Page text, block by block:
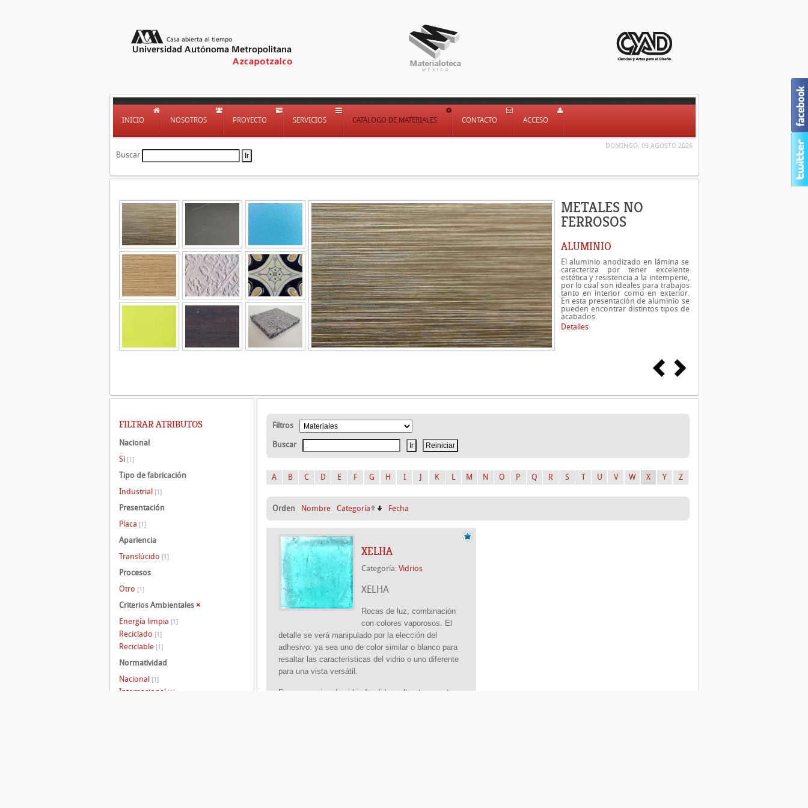
INICIO NOSOTROS PROYECTO SERVICIOS CATÁLOGO DE MATERIALES CONTACTO ACCESO
DOMINGO, 09 AGOSTO 2026
Buscar
METALES NO
FERROSOS
ALUMINIO
El aluminio anodizado en lámina se
caracteriza por tener excelente
estética y resistencia a la intemperie,
por lo cual son ideales para trabajos
tanto en interior como en exterior.
En esta presentación de aluminio se
pueden encontrar distintos tipos de
acabados.
Detalles
Filtros
Buscar
A B C D E F G H I K L M N O P Q R S T U V W X Y Z
Orden Nombre Categoría Fecha
XELHA
Categoría: Vidrios
XELHA
Rocas de luz, combinación
con colores vaporosos. El
detalle se verá manipulado por la elección del
adhesivo: ya sea uno de color similar o blanco para
resaltar las características del vidrio o uno diferente
para una vista versátil.
Es un mosaico de vidrio fundido a altas temperaturas
FILTRAR ATRIBUTOS
Nacional
Si [1]
Tipo de fabricación
Industrial [1]
Presentación
Placa [1]
Apariencia
Translúcido [1]
Procesos
Otro [1]
Criterios Ambientales ×
Energía limpia [1]
Reciclado [1]
Reciclable [1]
Normatividad
Nacional [1]
Internacional [1]